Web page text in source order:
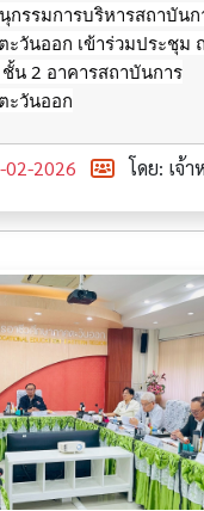
รรมการบริหารสถาบันก
ะวันออก เข้าร่วมประชุม
น 2 อาคารสถาบันการ
ะวันออก
02-2026 โดย: เจ้